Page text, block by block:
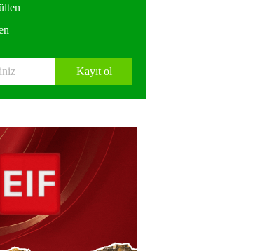
Kayıt ol